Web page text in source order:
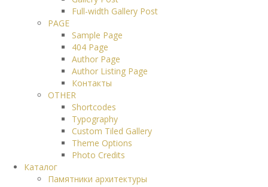
Full-width Gallery Post
PAGE
Sample Page
404 Page
Author Page
Author Listing Page
Контакты
OTHER
Shortcodes
Typography
Custom Tiled Gallery
Theme Options
Photo Credits
Каталог
Памятники архитектуры